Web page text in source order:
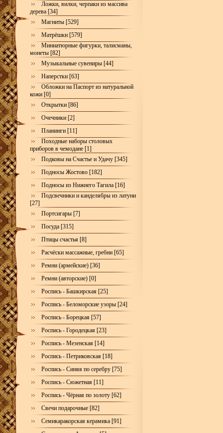
Ложки, вилки, черпаки из массива
дерева [34]
Магниты [529]
Матрёшки [579]
Миниатюрные фигурки, талисманы,
монеты [82]
Музыкальные сувениры [44]
Наперстки [63]
Обложки на Паспорт из натуральной
кожи [0]
Открытки [86]
Очечники [2]
Планинги [11]
Походные наборы столовых
приборов в чемодане [1]
Подковы на Счастье и Удачу [345]
Подносы Жостово [182]
Подносы из Нижнего Тагила [16]
Подсвечники и канделябры из латуни
[27]
Портсигары [7]
Посуда [315]
Птицы счастья [8]
Расчёски массажные, гребни [65]
Ремни (армейские) [36]
Ремни (авторские) [0]
Роспись - Башкирская [25]
Роспись - Беломорские узоры [24]
Роспись - Борецкая [57]
Роспись - Городецкая [23]
Роспись - Мезенская [14]
Роспись - Петриковская [18]
Роспись - Синяя по серебру [75]
Роспись - Сюжетная [11]
Роспись - Чёрная по золоту [62]
Свечи подарочные [82]
Семикаракорская керамика [91]